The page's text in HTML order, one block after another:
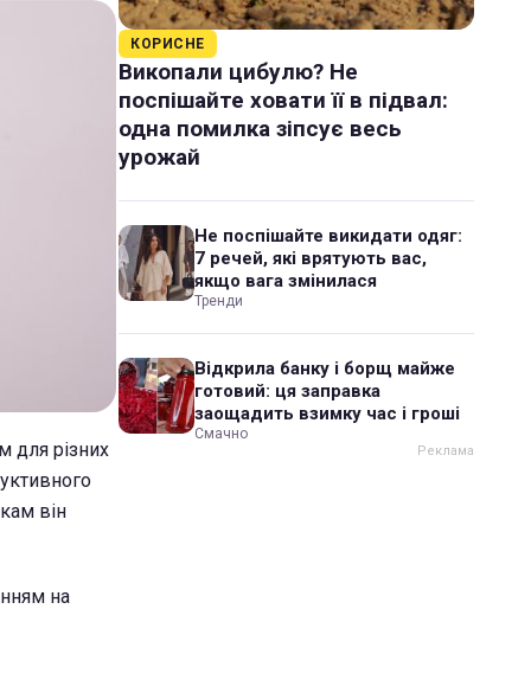
для різних
він
на
КОРИСНЕ
Викопали цибулю? Не
поспішайте ховати її в підвал:
одна помилка зіпсує весь
урожай
Не поспішайте викидати одяг:
7 речей, які врятують вас,
якщо вага змінилася
Тренди
Відкрила банку і борщ майже
готовий: ця заправка
заощадить взимку час і гроші
Смачно